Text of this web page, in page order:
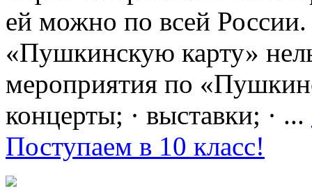
ей можно по всей
«Пушкинскую карту»
мероприятия по
концерты; · выставки; · ...
Поступаем в 10 класс!